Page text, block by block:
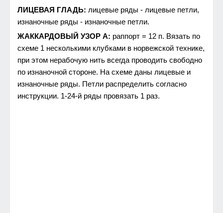
ЛИЦЕВАЯ ГЛАДЬ: лицевые ряды - лицевые петли,
изнаночные ряды - изнаночные петли.
ЖАККАРДОВЫЙ УЗОР А: раппорт = 12 п. Вязать по
схеме 1 несколькими клубками в норвежской технике,
при этом нерабочую нить всегда проводить свободно
по изнаночной стороне. На схеме даны лицевые и
изнаночные ряды. Петли распределить согласно
инструкции. 1-24-й ряды провязать 1 раз.